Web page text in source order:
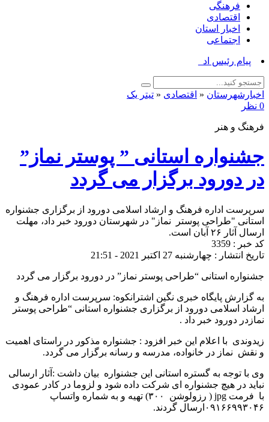
فرهنگی
اقتصادی
اخبار استان
اجتماعی
پیام رئیس اداره فره_
اخبارشهرستان « اقتصادی « تیتر یک
0 نظر
فرهنگ و هنر
جشنواره استانی ” پوستر نماز”
در دورود برگزار می گردد
سرپرست اداره فرهنگ و ارشاد اسلامی دورود از برگزاری جشنواره
استانی "طراحی پوستر نماز" در شهرستان دورود خبر داد، مهلت
ارسال آثار ۲۶ آبان است.
کد خبر : 3359
تاریخ انتشار : چهارشنبه 27 اکتبر 2021 - 21:51
جشنواره استانی “طراحی پوستر نماز” در دورود برگزار می گردد
به گزارش پایگاه خبری نگین اشترانکوه: سرپرست اداره فرهنگ و
ارشاد اسلامی دورود از برگزاری جشنواره استانی “طراحی پوستر
نمازدر دورود خبر داد .
زیدوندی با اعلام این خبر افزود : جشنواره مذکور در راستای اهمیت
و نقش نماز در خانواده، مدرسه و رسانه برگزار می گردد.
وی با توجه به گستره استانی این جشنواره بیان داشت :آثار ارسالی
نباید در هیچ جشنواره ای شرکت داده شود و لزوما در کادر عمودی
با فرمت jpg ( رزولوشن ۳۰۰) تهیه و به شماره واتساپ
۰۹۱۶۶۹۹۳۰۴۶ارسال گردند.